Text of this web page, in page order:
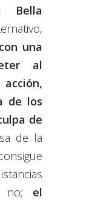
Bella
con una
al
de los
de
de la
no; el